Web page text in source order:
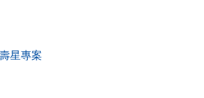
壽星專案